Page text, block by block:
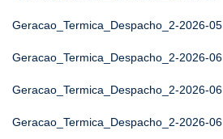
Geracao_Termica_Despacho_2-2026-05
Geracao_Termica_Despacho_2-2026-06
Geracao_Termica_Despacho_2-2026-06
Geracao_Termica_Despacho_2-2026-06